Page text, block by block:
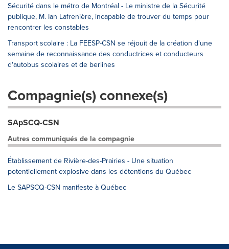
Sécurité dans le métro de Montréal - Le ministre de la Sécurité
publique, M. Ian Lafrenière, incapable de trouver du temps pour
rencontrer les constables
Transport scolaire : La FEESP-CSN se réjouit de la création d'une
semaine de reconnaissance des conductrices et conducteurs
d'autobus scolaires et de berlines
Compagnie(s) connexe(s)
SApSCQ-CSN
Autres communiqués de la compagnie
Établissement de Rivière-des-Prairies - Une situation
potentiellement explosive dans les détentions du Québec
Le SAPSCQ-CSN manifeste à Québec